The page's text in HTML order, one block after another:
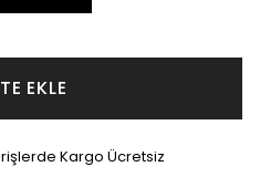
EKLE
Kargo Ücretsiz